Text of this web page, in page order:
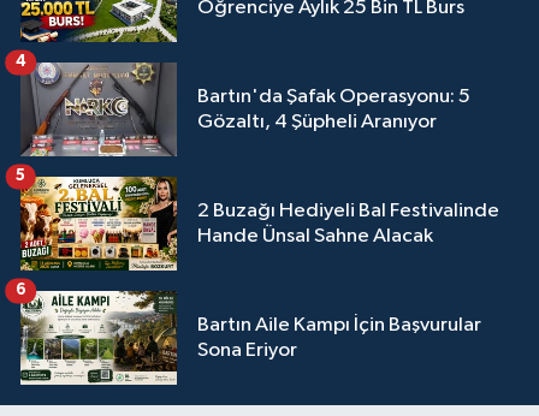
Öğrenciye Aylık 25 Bin TL Burs
Bartın'da Şafak Operasyonu: 5
Gözaltı, 4 Şüpheli Aranıyor
4
2 Buzağı Hediyeli Bal Festivalinde
Hande Ünsal Sahne Alacak
5
Bartın Aile Kampı İçin Başvurular
Sona Eriyor
6